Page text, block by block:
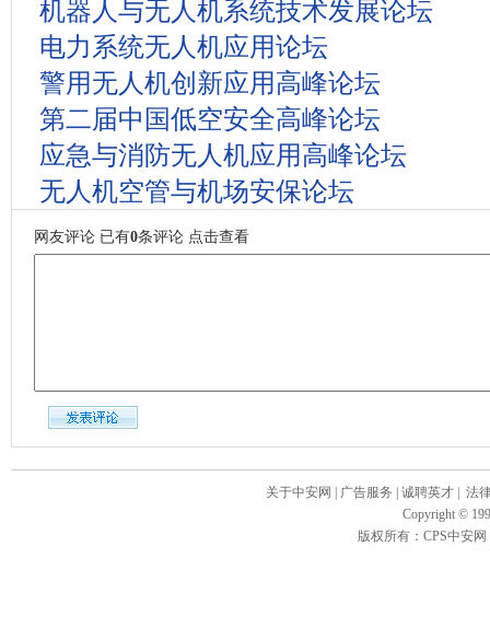
机器人与无人机系统技术发展论坛
电力系统无人机应用论坛
警用无人机创新应用高峰论坛
第二届中国低空安全高峰论坛
应急与消防无人机应用高峰论坛
无人机空管与机场安保论坛
网友评论 已有0条评论 点击查看
关于中安网 | 广告服务 | 诚聘英才 | 法
Copyright©
版权所有：CPS中安